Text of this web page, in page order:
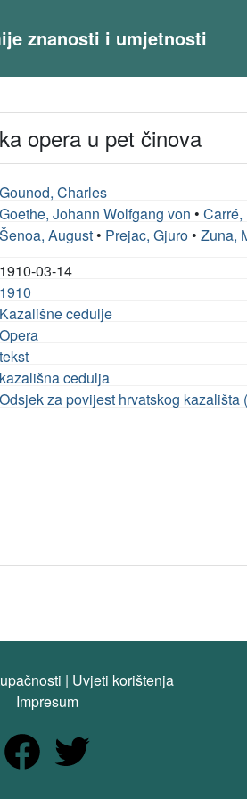
znanosti i umjetnosti
opera u pet činova
Gounod, Charles
Goethe, Johann Wolfgang von •
Šenoa, August • Prejac, Gjuro •Zuna,
1910-03-14
1910
Kazališne cedulje
Opera
tekst
kazališna cedulja
Odsjek za povijest hrvatskog kazališta
| Uvjeti korištenja
Impresum